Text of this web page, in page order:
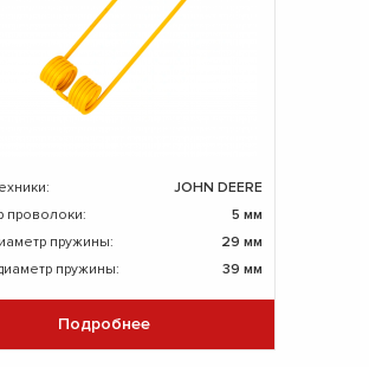
JOHN DEERE
проволоки:
5 мм
пружины:
29 мм
пружины:
39 мм
Подробнее